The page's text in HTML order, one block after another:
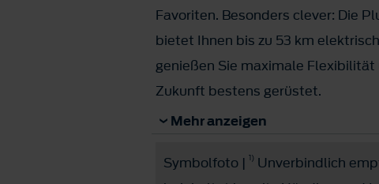
Favoriten. Besonders clever: Die
bietet Ihnen bis zu 53 km
genießen Sie maximale Flexibilität
Zukunft bestens gerüstet.
Für Unternehmer:
Jetzt ab € 45.990,- bzw. € 259,-
Mehr anzeigen
Symbolfoto | 1) Unverbindlich